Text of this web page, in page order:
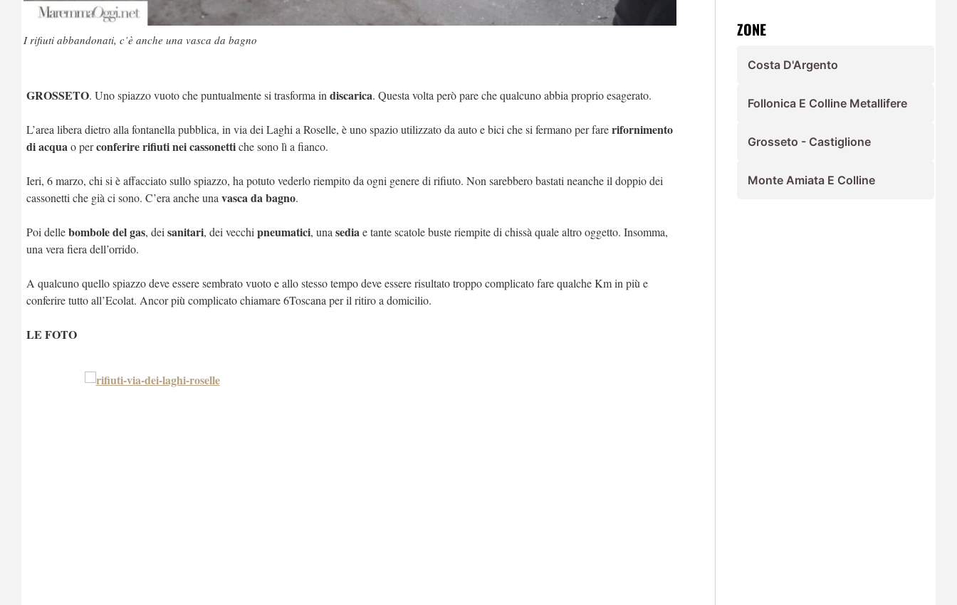
I rifiuti abbandonati, c’è anche una vasca da bagno
GROSSETO. Uno spiazzo vuoto che puntualmente si trasforma in discarica. Questa volta però pare che qualcuno abbia proprio esagerato.
L’area libera dietro alla fontanella pubblica, in via dei Laghi a Roselle, è uno spazio utilizzato da auto e bici che si fermano per farerifornimento
di acquao perconferire rifiuti nei cassonettiche sono lì a fianco.
Ieri, 6 marzo, chi si è affacciato sullo spiazzo, ha potuto vederlo riempito da ogni genere di rifiuto. Non sarebbero bastati neanche il doppio dei
cassonetti che già ci sono. C’era anche una vasca da bagno.
Poi dellebombole del gas, dei sanitari, dei vecchi pneumatici, una sediae tante scatole buste riempite di chissà quale altro oggetto. Insomma,
una vera fiera dell’orrido.
A qualcuno quello spiazzo deve essere sembrato vuoto e allo stesso tempo deve essere risultato troppo complicato fare qualche Km in più e
conferire tutto all’Ecolat. Ancor più complicato chiamare 6Toscana per il ritiro a domicilio.
LE FOTO
ZONE
Costa D'Argento
Follonica E Colline Metallifere
Grosseto - Castiglione
Monte Amiata E Colline